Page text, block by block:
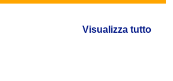
Visualizza tutto